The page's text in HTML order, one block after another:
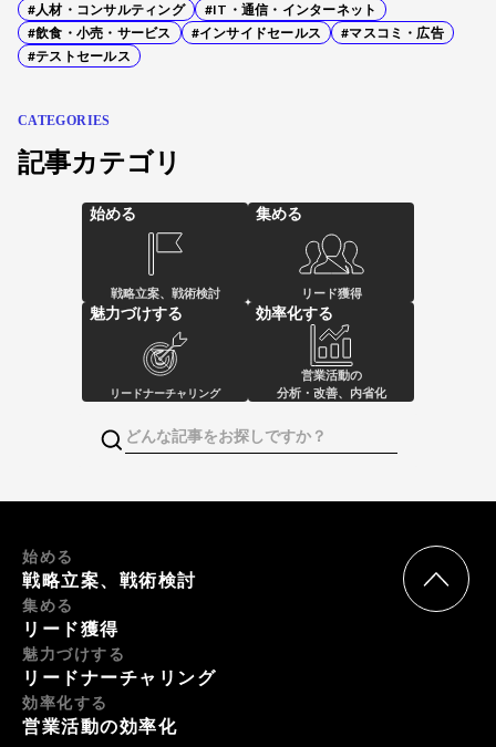
#人材・コンサルティング
#IT・通信・インターネット
#飲食・小売・サービス
#インサイドセールス
#マスコミ・広告
#テストセールス
CATEGORIES
記事カテゴリ
始める
戦略立案、戦術検討
集める
リード獲得
魅力づけする
リードナーチャリング
効率化する
営業活動の
分析・改善、内省化
始める
戦略立案、戦術検討
集める
リード獲得
魅力づけする
リードナーチャリング
効率化する
営業活動の効率化